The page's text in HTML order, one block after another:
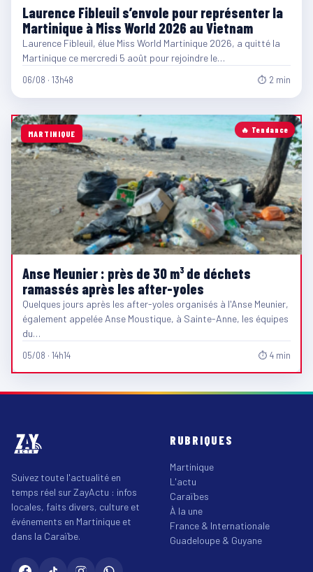
Laurence Fibleuil s’envole pour représenter la
Martinique à Miss World 2026 au Vietnam
Laurence Fibleuil, élue Miss World Martinique 2026, a quitté la
Martinique ce mercredi 5 août pour rejoindre le…
06/08 · 13h48 ⏱ 2 min
🔥 Tendance
MARTINIQUE
Anse Meunier : près de 30 m³ de déchets
ramassés après les after-yoles
Quelques jours après les after-yoles organisés à l'Anse Meunier,
également appelée Anse Moustique, à Sainte-Anne, les équipes
du…
05/08 · 14h14 ⏱ 4 min
Suivez toute l'actualité en
temps réel sur ZayActu : infos
locales, faits divers, culture et
événements en Martinique et
dans la Caraïbe.
RUBRIQUES
Martinique
L'actu
Caraïbes
À la une
France & Internationale
Guadeloupe & Guyane